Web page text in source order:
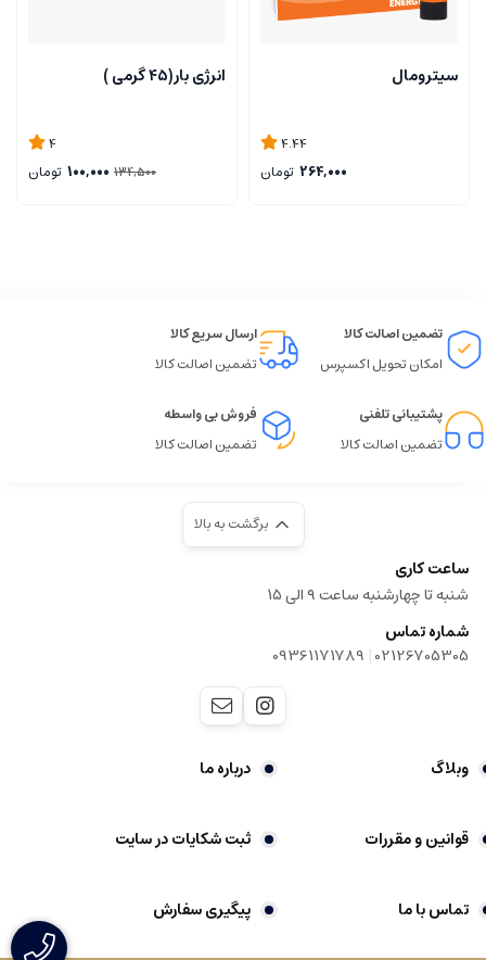
سیترومال
4.44
264,000 تومان
انرژی بار(۴۵ گرمی )
4
134,500
100,000 تومان
تضمین اصالت کالا
امکان تحویل اکسپرس
ارسال سریع کالا
تضمین اصالت کالا
پشتیبانی تلفنی
تضمین اصالت کالا
فروش بی واسطه
تضمین اصالت کالا
برگشت به بالا
ساعت کاری
شنبه تا چهارشنبه ساعت ۹ الی ۱۵
شماره تماس
02126705305
|
09361171789
وبلاگ درباره ما
قوانین و مقررات ثبت شکایات در سایت
تماس با ما پیگیری سفارش